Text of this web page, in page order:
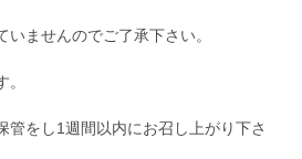
ませんのでご了承下さい。
管をし1週間以内にお召し上がり下さ